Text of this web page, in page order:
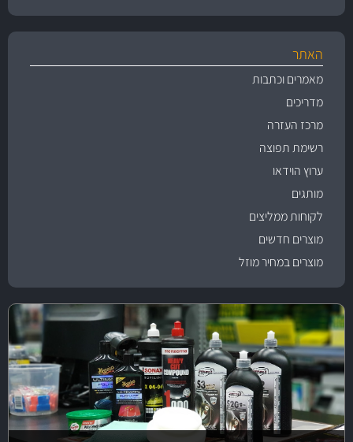
האתר
מאמרים וכתבות
מדריכים
מרכז העזרה
רשימת תפוצה
ערוץ הוידאו
מותגים
לקוחות ממליצים
מוצרים חדשים
מוצרים במחיר מוזל